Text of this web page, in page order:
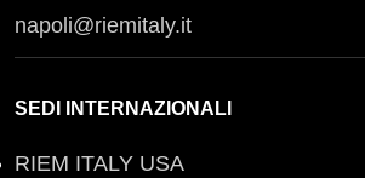
napoli@riemitaly.it
SEDI INTERNAZIONALI
RIEM ITALY USA